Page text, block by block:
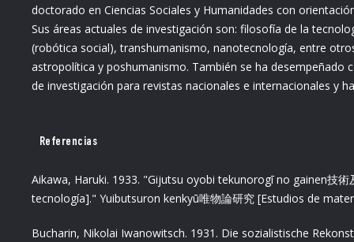
doctorado en Ciencias Sociales y Humanidades con
Sus áreas actuales de investigación son: filosofía de la
(robótica social), transhumanismo, nanotecnología, entre
astropolítica y poshumanismo. También se ha
de investigación para revistas nacionales e internacionales y
Referencias
Aikawa, Haruki. 1933. "Gijutsu oyobi tekunorogī no gainen技
tecnología]." Yuibutsuron kenkyū唯物論研究 [Estudios de
Bucharin, Nikolai Iwanowitsch. 1931. Die sozialistische